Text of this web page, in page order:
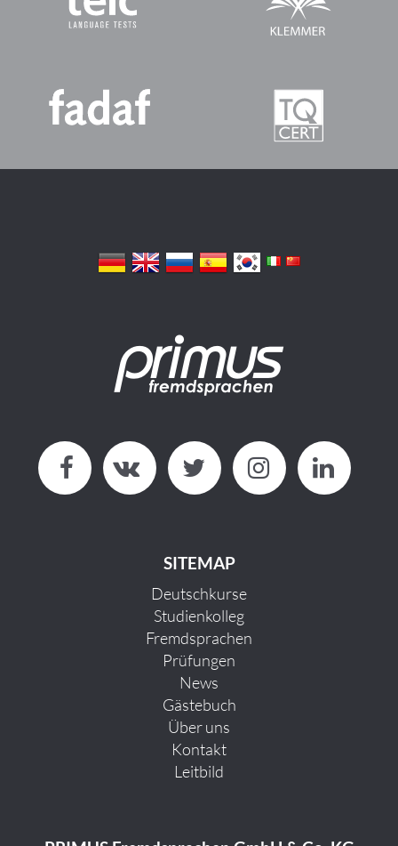
SITEMAP
Deutschkurse
Studienkolleg
Fremdsprachen
Prüfungen
News
Gästebuch
Über uns
Kontakt
Leitbild